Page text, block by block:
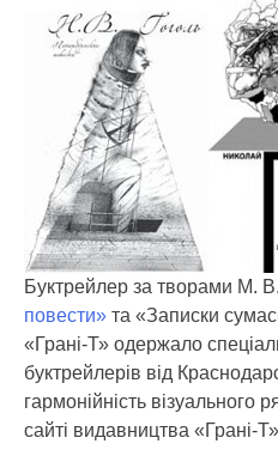
Буктрейлер за творами М.
повести» та «Записки
«Грані-Т» одержало
буктрейлерів від
гармонійність візуального
сайті видавництва «Грані-